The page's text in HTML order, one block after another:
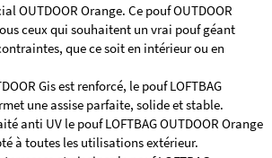
OUTDOOR Orange. Ce pouf OUTDOOR
ceux qui souhaitent un vrai pouf géant
que ce soit en intérieur ou en
Gis est renforcé, le pouf LOFTBAG
une assise parfaite, solide et stable.
anti UV le pouf LOFTBAG OUTDOOR Orange
à toutes les utilisations extérieur.